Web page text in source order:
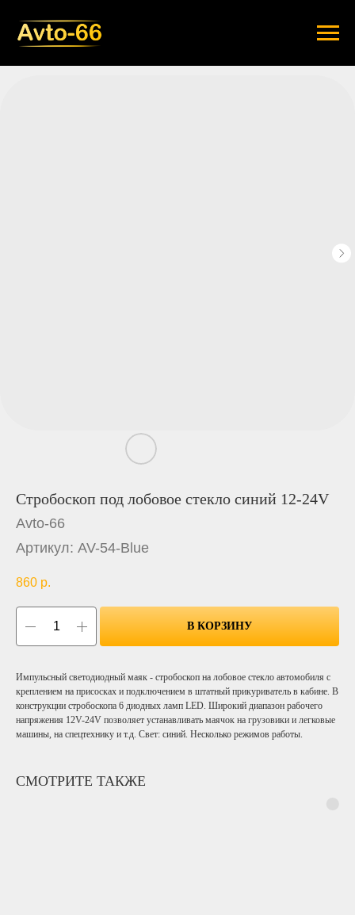
Стробоскоп под лобовое стекло синий 12-24V
Avto-66
Артикул: AV-54-Blue
860 р.
В КОРЗИНУ
Импульсный светодиодный маяк - стробоскоп на лобовое стекло автомобиля с
креплением на присосках и подключением в штатный прикуриватель в кабине. В
конструкции стробоскопа 6 диодных ламп LED. Широкий диапазон рабочего
напряжения 12V-24V позволяет устанавливать маячок на грузовики и легковые
машины, на спецтехнику и т.д. Свет: синий. Несколько режимов работы.
СМОТРИТЕ ТАКЖЕ